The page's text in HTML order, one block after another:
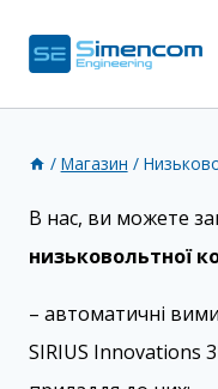
/ Магазин /
В нас, ви можете
низьковольтної
– автоматичні
SIRIUS Innovations